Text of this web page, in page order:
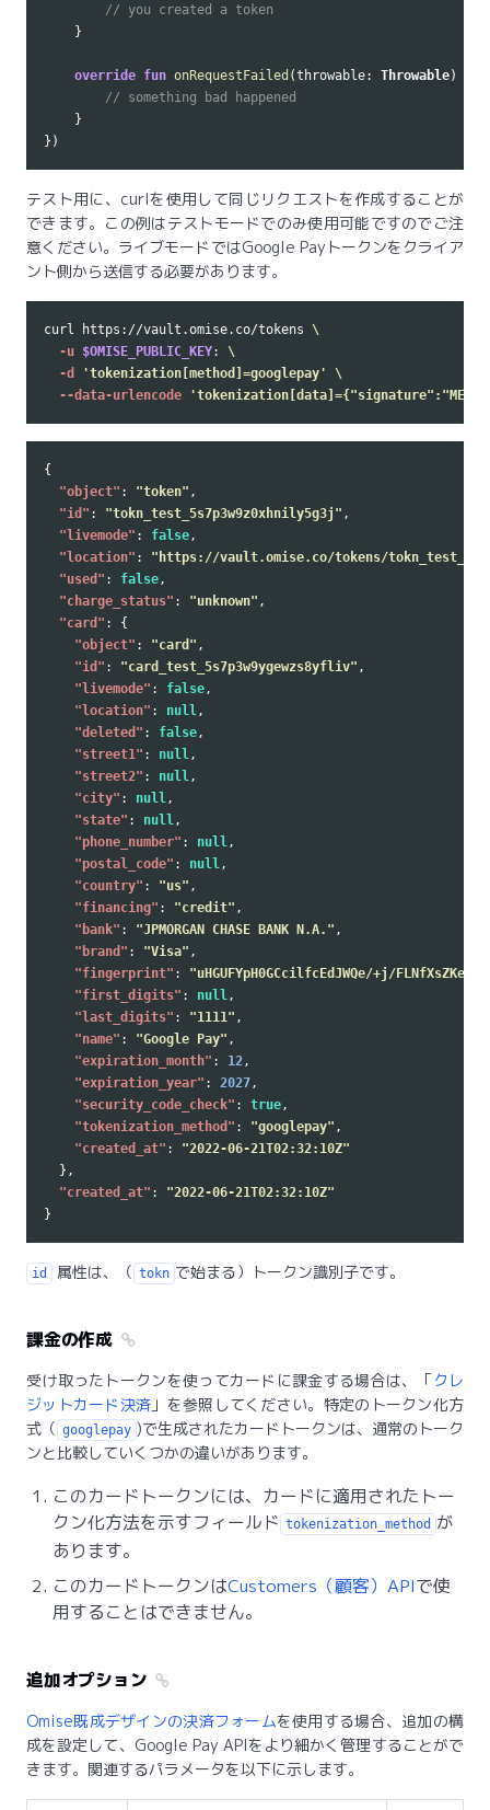
// you created a token
}
override fun onRequestFailed (throwable: Throwable)
// something bad happened
}
})
テスト用に、curlを使用して同じリクエストを作成することが
できます。この例はテストモードでのみ使用可能ですのでご注
意ください。ライブモードではGoogle Payトークンをクライア
ント側から送信する必要があります。
curl https://vault.omise.co/tokens \
-u $OMISE_PUBLIC_KEY: \
-d
'tokenization[method]=googlepay'
\
--data-urlencode
{
"object" : "token" ,
"id" : "tokn_test_5s7p3w9z0xhnily5g3j" ,
"livemode" : false,
"location" :
"https://vault.omise.co/tokens/
"used" : false,
"charge_status" : "unknown" ,
"card" :
{
"object" : "card" ,
"id" : "card_test_5s7p3w9ygewzs8yfliv" ,
"livemode" : false,
"location" : null,
"deleted" : false,
"street1" : null,
"street2" : null,
"city" : null,
"state" : null,
"phone_number" : null,
"postal_code" : null,
"country" : "us" ,
"financing" : "credit" ,
"bank" : "JPMORGAN CHASE BANK N.A." ,
"brand" : "Visa" ,
"fingerprint" :
"uHGUFYpH0GCcilfcEdJWQe/+j/
"first_digits" : null,
"last_digits" : "1111" ,
"name" : "Google Pay" ,
"expiration_month" : 12,
"expiration_year" : 2027,
"security_code_check" : true,
"tokenization_method" : "googlepay" ,
"created_at" :
"2022-06-21T02:32:10Z"
},
"created_at" :
"2022-06-21T02:32:10Z"
}
id 属性は、（ tokn で始まる）トークン識別子です。
課金の作成
受け取ったトークンを使ってカードに課金する場合は、「クレ
ジットカード決済 」を参照してください。特定のトークン化方
式（ googlepay )で生成されたカードトークンは、通常のトーク
ンと比較していくつかの違いがあります。
このカードトークンには、カードに適用されたトー
クン化方法を示すフィールド tokenization_method が
あります。
このカードトークンはCustomers（顧客）APIで使
用することはできません。
追加オプション
Omise既成デザインの決済フォームを使用する場合、追加の構
成を設定して、Google Pay APIをより細かく管理することがで
きます。関連するパラメータを以下に示します。